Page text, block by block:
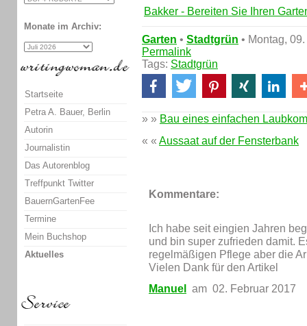
Bakker - Bereiten Sie Ihren
Garten • Stadtgrün • Montag,
Permalink
Tags: Stadtgrün
» » Bau eines einfachen
« « Aussaat auf der Fensterbank
Kommentare:
Ich habe seit eingien Jahren
und bin super zufrieden damit.
regelmäßigen Pflege aber die
Vielen Dank für den Artikel
Manuel
am 02. Februar 2017
Monate im Archiv:
Startseite
Petra A. Bauer, Berlin
Autorin
Journalistin
Das Autorenblog
Treffpunkt Twitter
BauernGartenFee
Termine
Mein Buchshop
Aktuelles